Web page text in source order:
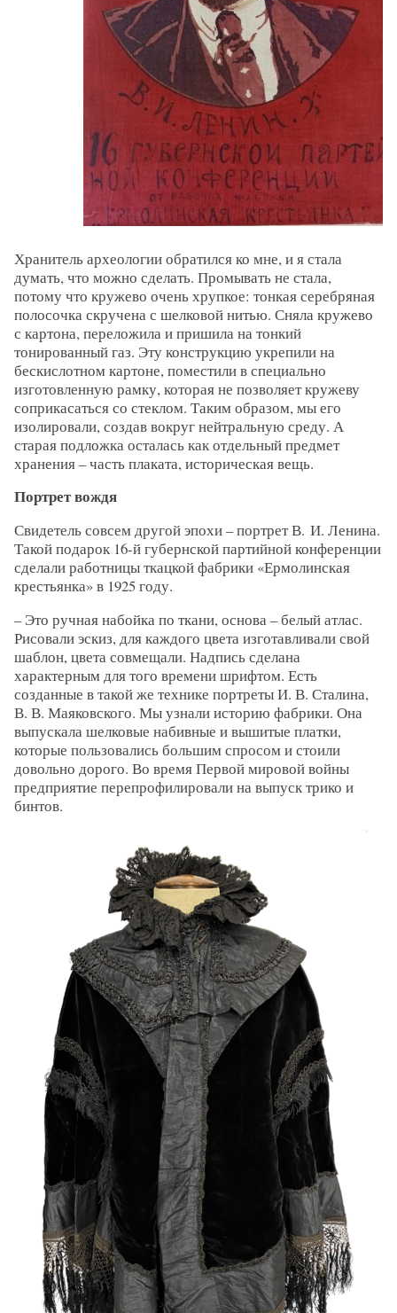
Хранитель археологии обратился ко мне, и я стала
думать, что можно сделать. Промывать не стала,
потому что кружево очень хрупкое: тонкая серебряная
полосочка скручена с шелковой нитью. Сняла кружево
с картона, переложила и пришила на тонкий
тонированный газ. Эту конструкцию укрепили на
бескислотном картоне, поместили в специально
изготовленную рамку, которая не позволяет кружеву
соприкасаться со стеклом. Таким образом, мы его
изолировали, создав вокруг нейтральную среду. А
старая подложка осталась как отдельный предмет
хранения – часть плаката, историческая вещь.
Портрет вождя
Свидетель совсем другой эпохи – портрет В. И. Ленина.
Такой подарок 16-й губернской партийной конференции
сделали работницы ткацкой фабрики «Ермолинская
крестьянка» в 1925 году.
– Это ручная набойка по ткани, основа – белый атлас.
Рисовали эскиз, для каждого цвета изготавливали свой
шаблон, цвета совмещали. Надпись сделана
характерным для того времени шрифтом. Есть
созданные в такой же технике портреты И. В. Сталина,
В. В. Маяковского. Мы узнали историю фабрики. Она
выпускала шелковые набивные и вышитые платки,
которые пользовались большим спросом и стоили
довольно дорого. Во время Первой мировой войны
предприятие перепрофилировали на выпуск трико и
бинтов.